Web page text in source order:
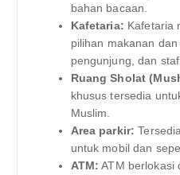
bahan bacaan.
Kafetaria: Kafetaria
pilihan makanan
pengunjung, dan staf.
Ruang Sholat
khusus tersedia
Muslim.
Area parkir:
untuk mobil dan
ATM: ATM berlokasi